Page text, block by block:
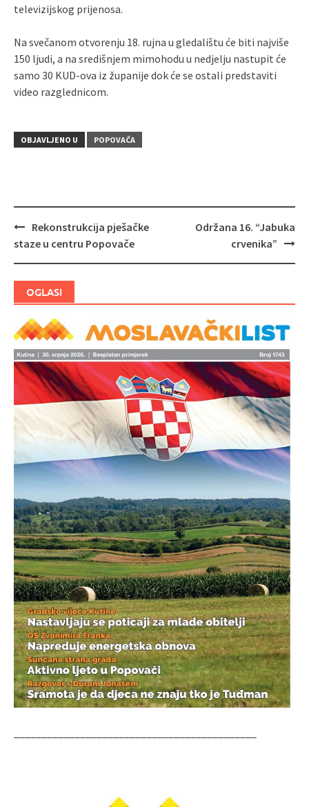
televizijskog prijenosa.
Na svečanom otvorenju 18. rujna u gledalištu će biti najviše
150 ljudi, a na središnjem mimohodu u nedjelju nastupit će
samo 30 KUD-ova iz županije dok će se ostali predstaviti
video razglednicom.
OBJAVLJENO U POPOVAČA
Navigacija
Rekonstrukcija pješačke
staze u centru Popovače
Održana 16. “Jabuka
crvenika”
OGLASI